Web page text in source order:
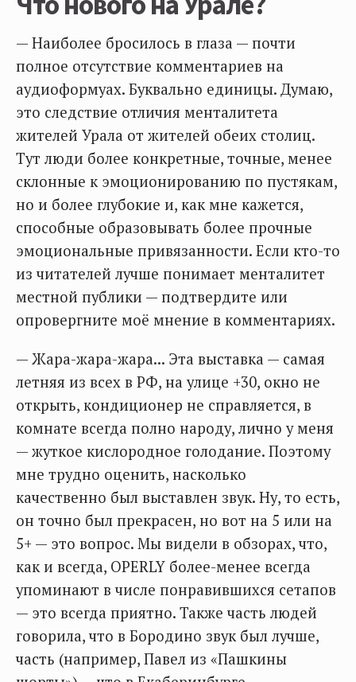
— Наиболее бросилось в глаза — почти
полное отсутствие комментариев на
аудиоформуах. Буквально единицы. Думаю,
это следствие отличия менталитета
жителей Урала от жителей обеих столиц.
Тут люди более конкретные, точные, менее
склонные к эмоционированию по пустякам,
но и более глубокие и, как мне кажется,
способные образовывать более прочные
эмоциональные привязанности. Если кто-то
из читателей лучше понимает менталитет
местной публики — подтвердите или
опровергните моё мнение в комментариях.
— Жара-жара-жара... Эта выставка — самая
летняя из всех в РФ, на улице +30, окно не
открыть, кондиционер не справляется, в
комнате всегда полно народу, лично у меня
— жуткое кислородное голодание. Поэтому
мне трудно оценить, насколько
качественно был выставлен звук. Ну, то есть,
он точно был прекрасен, но вот на 5 или на
5+ — это вопрос. Мы видели в обзорах, что,
как и всегда, OPERLY более-менее всегда
упоминают в числе понравившихся сетапов
— это всегда приятно. Также часть людей
говорила, что в Бородино звук был лучше,
часть (например, Павел из «Пашкины